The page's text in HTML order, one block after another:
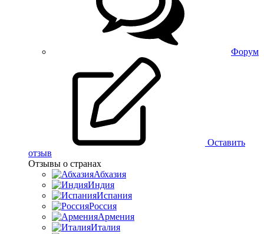
Форум
Оставить
отзыв
Отзывы о странах
Абхазия
Индия
Испания
Россия
Армения
Италия